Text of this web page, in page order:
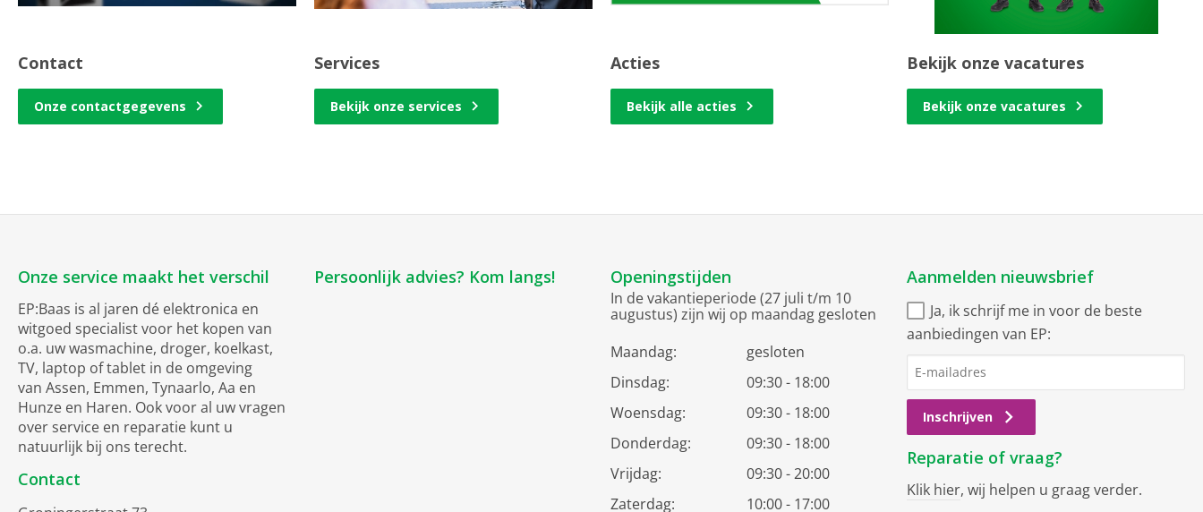
Contact
Onze contactgegevens
Services
Bekijk onze services
Acties
Bekijk alle acties
Bekijk onze vacatures
Bekijk onze vacatures
Onze service maakt het verschil
EP:Baas is al jaren dé elektronica en
witgoed specialist voor het kopen van
o.a. uw wasmachine, droger, koelkast,
TV, laptop of tablet in de omgeving
van Assen, Emmen, Tynaarlo, Aa en
Hunze en Haren. Ook voor al uw vragen
over service en reparatie kunt u
natuurlijk bij ons terecht.
Contact
Persoonlijk advies? Kom langs! Openingstijden
In de vakantieperiode (27 juli t/m 10
augustus) zijn wij op maandag gesloten
Maandag:
gesloten
Dinsdag:
09:30 - 18:00
Woensdag:
09:30 - 18:00
Donderdag:
09:30 - 18:00
Vrijdag:
09:30 - 20:00
Zaterdag:
10:00 - 17:00
Aanmelden nieuwsbrief
Ja, ik schrijf me in voor de beste
aanbiedingen van EP:
Inschrijven
Reparatie of vraag?
Klik hier, wij helpen u graag verder.